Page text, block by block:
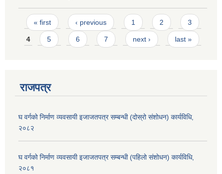
Pages
« first ‹ previous 1 2 3
4 5 6 7 next › last »
राजपत्र
घ वर्गको निर्माण व्यवसायी इजाजतपत्र सम्बन्धी (दोस्रो संशोधन) कार्यविधि‚
२०८२
घ वर्गको निर्माण व्यवसायी इजाजतपत्र सम्बन्धी (पहिलो संशोधन) कार्यविधि‚
२०८१